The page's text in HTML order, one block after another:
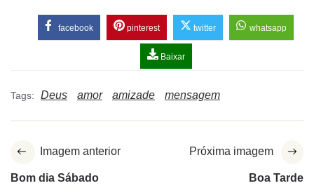
facebook pinterest twitter whatsapp
Baixar
Tags: Deus amor amizade mensagem
Imagem anterior
Bom dia Sábado
Próxima imagem
Boa Tarde